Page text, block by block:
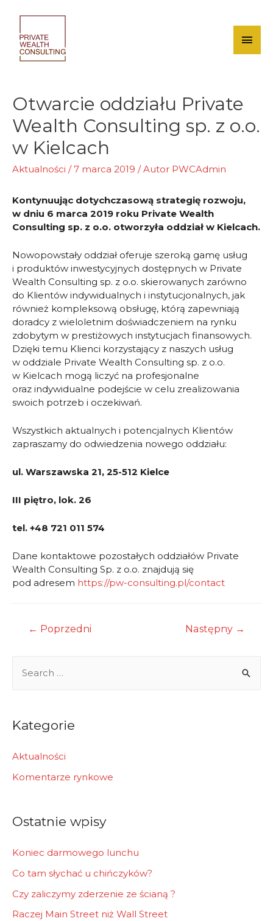
content
Main
Otwarcie oddziału Private
Wealth Consulting sp. z o.o.
w Kielcach
Aktualności /7 marca 2019 / Autor PWCAdmin
Kontynuując dotychczasową strategię rozwoju,
w dniu 6 marca 2019 roku Private Wealth
Consulting sp. z o.o. otworzyła oddział w Kielcach.
Nowopowstały oddział oferuje szeroką gamę usług
i produktów inwestycyjnych dostępnych w Private
Wealth Consulting sp. z o.o. skierowanych zarówno
do Klientów indywidualnych i instytucjonalnych, jak
również kompleksową obsługę, którą zapewniają
doradcy z wieloletnim doświadczeniem na rynku
zdobytym w prestiżowych instytucjach finansowych.
Dzięki temu Klienci korzystający z naszych usług
w oddziale Private Wealth Consulting sp. z o.o.
w Kielcach mogą liczyć na profesjonalne
oraz indywidualne podejście w celu zrealizowania
swoich potrzeb i oczekiwań.
Wszystkich aktualnych i potencjalnych Klientów
zapraszamy do odwiedzenia nowego oddziału:
ul. Warszawska 21, 25-512 Kielce
III piętro, lok. 26
tel. +48 721 011 574
Dane kontaktowe pozostałych oddziałów Private
Wealth Consulting Sp. z o.o. znajdują się
pod adresem https://pw-consulting.pl/contact
Nawigacja
← Poprzedni Następny →
r
h
f
Kategorie
Aktualności
Komentarze rynkowe
Ostatnie wpisy
Koniec darmowego lunchu
Co tam słychać u chińczyków?
Czy zaliczymy zderzenie ze ścianą ?
Raczej Main Street niż Wall Street